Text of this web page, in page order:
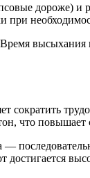
дороже) и
при
высыхания
сократить
что повышает